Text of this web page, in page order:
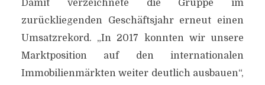
Damit verzeichnete die Gruppe im
zurückliegenden Geschäftsjahr erneut einen
Umsatzrekord. „In 2017 konnten wir unsere
Marktposition auf den internationalen
Immobilienmärkten weiter deutlich ausbauen“,